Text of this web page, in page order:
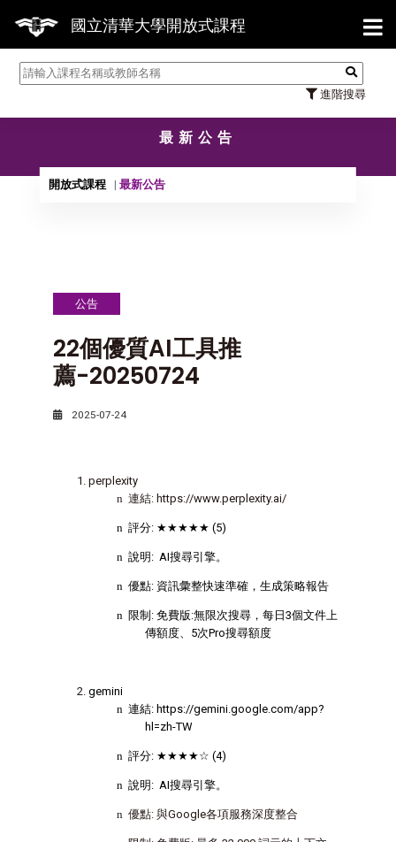
國立清華大學開放式課程
進階搜尋
【
最新公告
開放式課程 最新公告
公告
22個優質AI工具推
薦-20250724
2025-07-24
perplexity
n 連結: https://www.perplexity.ai/
n 評分: ★★★★★ (5)
n 說明: AI搜尋引擎。
n 優點: 資訊彙整快速準確，生成策略報告
n 限制: 免費版:無限次搜尋，每日3個文件上
傳額度、 5次Pro搜尋額度
gemini
n 連結: https://gemini.google.com/app?
hl=zh-TW
n 評分: ★★★★☆ (4)
n 說明: AI搜尋引擎。
n 優點: 與Google各項服務深度整合